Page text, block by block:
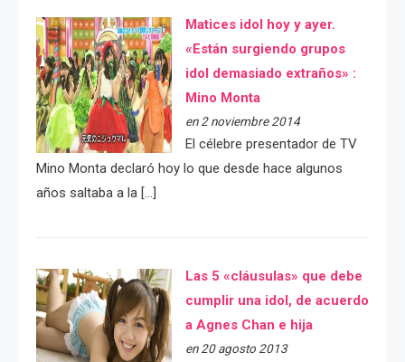
Matices idol hoy y ayer.
«Están surgiendo grupos
idol demasiado extraños» :
Mino Monta
en 2 noviembre 2014
El célebre presentador de TV
Mino Monta declaró hoy lo que desde hace algunos
años saltaba a la […]
Las 5 «cláusulas» que debe
cumplir una idol, de acuerdo
a Agnes Chan e hija
en 20 agosto 2013